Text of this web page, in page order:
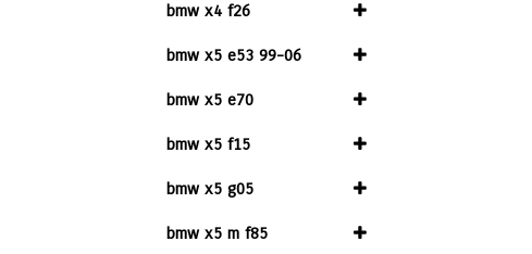
bmw x4 f26
bmw x5 e53 99-06
bmw x5 e70
bmw x5 f15
bmw x5 g05
bmw x5 m f85